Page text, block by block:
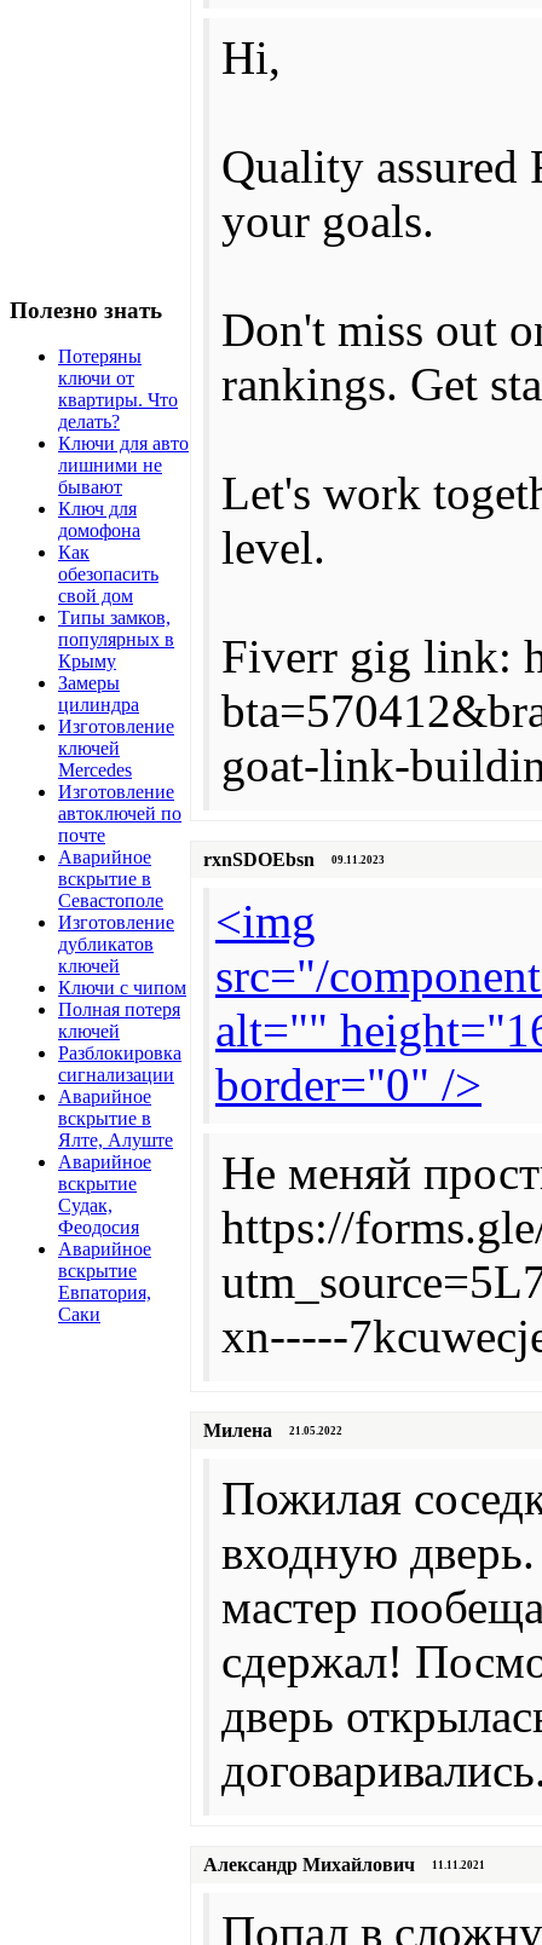
Полезно знать
Потеряны
ключи от
квартиры. Что
делать?
Ключи для авто
лишними не
бывают
Ключ для
домофона
Как
обезопасить
свой дом
Типы замков,
популярных в
Крыму
Замеры
цилиндра
Изготовление
ключей
Mercedes
Изготовление
автоключей по
почте
Аварийное
вскрытие в
Севастополе
Изготовление
дубликатов
ключей
Ключи с чипом
Полная потеря
ключей
Разблокировка
сигнализации
Аварийное
вскрытие в
Ялте, Алуште
Аварийное
вскрытие
Судак,
Феодосия
Аварийное
вскрытие
Евпатория,
Саки
Hi,
Quality assured
your goals.
Don't miss out
rankings. Get
Let's work
level.
Fiverr gig link:
goat-link-
rxnSDOEbsn 09.11.2023
<img
src="/
alt=""
border="0" />
Не меняй
https://
xn-----
Милена 21.05.2022
Пожилая
входную
мастер
сдержал!
дверь
Александр Михайлович 11.11.2021
Попал в